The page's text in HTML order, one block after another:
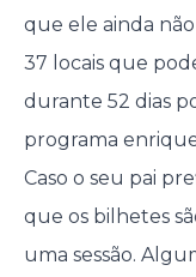
que ele ainda
37 locais que
durante 52 dias
programa
Caso o seu pai
que os bilhetes
uma sessão.